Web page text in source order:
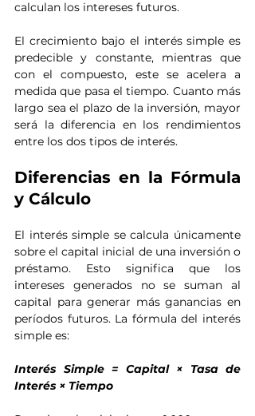
calculan los intereses futuros.
El crecimiento bajo el interés simple es
predecible y constante, mientras que
con el compuesto, este se acelera a
medida que pasa el tiempo. Cuanto más
largo sea el plazo de la inversión, mayor
será la diferencia en los rendimientos
entre los dos tipos de interés.
Diferencias en la Fórmula
y Cálculo
El interés simple se calcula únicamente
sobre el capital inicial de una inversión o
préstamo. Esto significa que los
intereses generados no se suman al
capital para generar más ganancias en
períodos futuros. La fórmula del interés
simple es:
Interés Simple = Capital × Tasa de
Interés × Tiempo